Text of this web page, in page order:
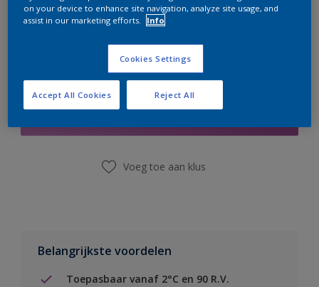
Boodschappenlijst
Voeg toe aan klus
Belangrijkste voordelen
Toepasbaar vanaf 2°C en 90 R.V.
on your device to enhance site navigation, analyze site usage, and
assist in our marketing efforts.
Info
Cookies Settings
Reject All
Accept All Cookies